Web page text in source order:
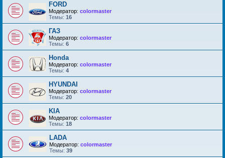
FORD
Модератор: colormaster
Темы: 16
ГАЗ
Модератор: colormaster
Темы: 6
Honda
Модератор: colormaster
Темы: 4
HYUNDAI
Модератор: colormaster
Темы: 20
KIA
Модератор: colormaster
Темы: 18
LADA
Модератор: colormaster
Темы: 39